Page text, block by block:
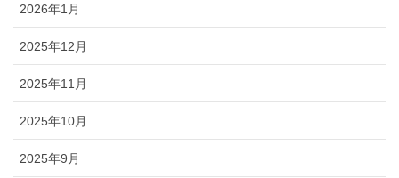
2026年1月
2025年12月
2025年11月
2025年10月
2025年9月